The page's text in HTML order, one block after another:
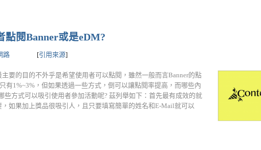
點閱Banner或是eDM?
路 [引用來源]
要的目的不外乎是希望使用者可以點閱，雖然一般而言Banner的點
有1%~3%，但如果透過一些方式，倒可以讓點閱率提高，而哪些內
些方式可以吸引使用者參加活動呢? 茲列舉如下：首先最有成效的就
如果加上獎品很吸引人，且只要填寫簡單的姓名和E-Mail就可以